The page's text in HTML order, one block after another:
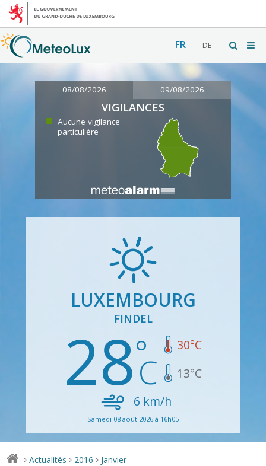
FR DE
08/08/2026 09/08/2026
VIGILANCES
Aucune vigilance
particulière
LUXEMBOURG
FINDEL
28 30°C
13°C
6 km/h
Samedi 08 août 2026 à 16h05
> Actualités > 2016 > Janvier